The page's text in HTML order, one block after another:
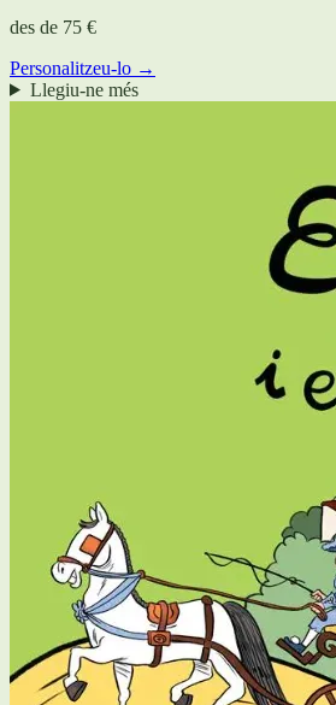
des de 75 €
Personalitzeu-lo →
Llegiu-ne més